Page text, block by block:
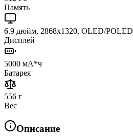
Память
6.9 дюйм, 2868x1320, OLED/POLED
Дисплей
5000 мА*ч
Батарея
556 г
Вес
Описание